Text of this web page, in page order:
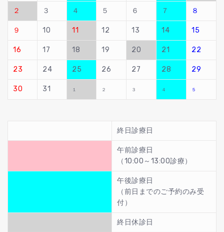
２ ３ ４ ５ ６ ７ ８
９ 10 11 12 13 14 15
16 17 18 19 20 21 22
23 24 25 26 27 28 29
30 31 １ ２ ３ ４ ５
終日診療日
午前診療日
（10:00～13:00診療）
午後診療日
（前日までのご予約のみ受
付）
終日休診日